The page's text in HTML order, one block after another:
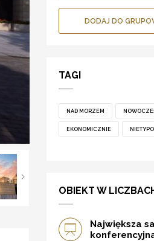
DODAJ DO
TAGI
NAD MORZEM
EKONOMICZNIE
OBIEKT W
Największa